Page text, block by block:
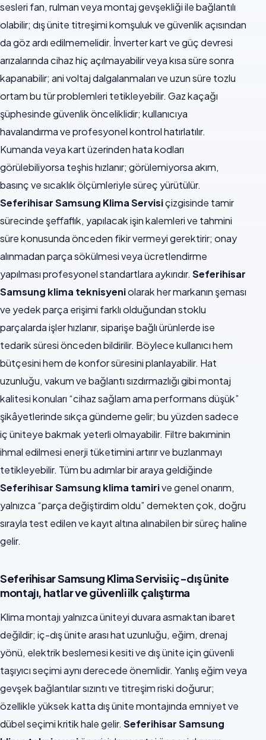
sesleri fan, rulman veya montaj gevşekliği ile bağlantılı
olabilir; dış ünite titreşimi komşuluk ve güvenlik açısından
da göz ardı edilmemelidir. İnverter kart ve güç devresi
arızalarında cihaz hiç açılmayabilir veya kısa süre sonra
kapanabilir; ani voltaj dalgalanmaları ve uzun süre tozlu
ortam bu tür problemleri tetikleyebilir. Gaz kaçağı
şüphesinde güvenlik önceliklidir; kullanıcıya
havalandırma ve profesyonel kontrol hatırlatılır.
Kumanda veya kart üzerinden hata kodları
görülebiliyorsa teşhis hızlanır; görülemiyorsa akım,
basınç ve sıcaklık ölçümleriyle süreç yürütülür.
Seferihisar Samsung Klima Servisiçizgisinde tamir
sürecinde şeffaflık, yapılacak işin kalemleri ve tahmini
süre konusunda önceden fikir vermeyi gerektirir; onay
alınmadan parça sökülmesi veya ücretlendirme
yapılması profesyonel standartlara aykırıdır. Seferihisar
Samsung klima teknisyeniolarak her markanın şeması
ve yedek parça erişimi farklı olduğundan stoklu
parçalarda işler hızlanır, siparişe bağlı ürünlerde ise
tedarik süresi önceden bildirilir. Böylece kullanıcı hem
bütçesini hem de konfor süresini planlayabilir. Hat
uzunluğu, vakum ve bağlantı sızdırmazlığı gibi montaj
kalitesi konuları “cihaz sağlam ama performans düşük”
şikâyetlerinde sıkça gündeme gelir; bu yüzden sadece
iç üniteye bakmak yeterli olmayabilir. Filtre bakıminin
ihmal edilmesi enerji tüketimini artırır ve buzlanmayı
tetikleyebilir. Tüm bu adımlar bir araya geldiğinde
Seferihisar Samsung klima tamirive genel onarım,
yalnızca “parça değiştirdim oldu” demekten çok, doğru
sırayla test edilen ve kayıt altına alınabilen bir süreç haline
gelir.
Seferihisar Samsung Klima Servisi iç-dış ünite
montajı, hatlar ve güvenli ilk çalıştırma
Klima montajı yalnızca üniteyi duvara asmaktan ibaret
değildir; iç-dış ünite arası hat uzunluğu, eğim, drenaj
yönü, elektrik beslemesi kesiti ve dış ünite için güvenli
taşıyıcı seçimi aynı derecede önemlidir. Yanlış eğim veya
gevşek bağlantılar sızıntı ve titreşim riski doğurur;
özellikle yüksek katta dış ünite montajında emniyet ve
dübel seçimi kritik hale gelir. Seferihisar Samsung